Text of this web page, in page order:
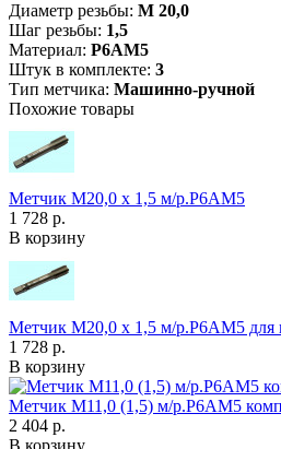
Диаметр резьбы: М 20,0
Шаг резьбы: 1,5
Материал: Р6АМ5
Штук в комплекте: 3
Тип метчика: Машинно-ручной
Похожие товары
Метчик М20,0 х 1,5 м/р.Р6АМ5
1 728 р.
В корзину
Метчик М20,0 х 1,5 м/р.Р6АМ5 для
1 728 р.
В корзину
Метчик М11,0 (1,5) м/р.Р6АМ5
2 404 р.